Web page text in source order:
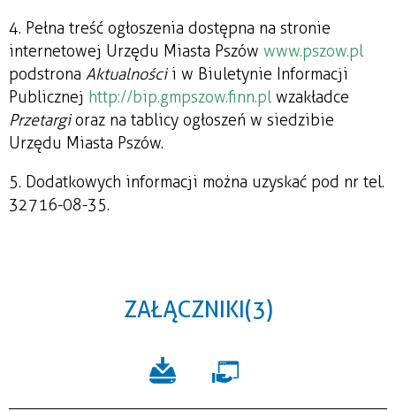
4. Pełna treść ogłoszenia dostępna na stronie
internetowej Urzędu Miasta Pszów www.pszow.pl
podstrona Aktualnościi w Biuletynie Informacji
Publicznej http://bip.gmpszow.finn.pl w zakładce
Przetargioraz na tablicy ogłoszeń w siedzibie
Urzędu Miasta Pszów.
5. Dodatkowych informacji można uzyskać pod nr tel.
32 716-08-35.
ZAŁĄCZNIKI (3)